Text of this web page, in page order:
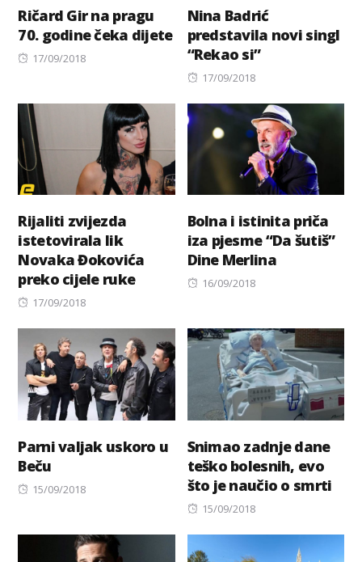
Ričard Gir na pragu
70. godine čeka dijete
Posted
17/09/2018
Nina Badrić
predstavila novi singl
“Rekao si”
Posted
17/09/2018
Rijaliti zvijezda
istetovirala lik
Novaka Đokovića
preko cijele ruke
Posted
17/09/2018
Bolna i istinita priča
iza pjesme “Da šutiš”
Dine Merlina
Posted
16/09/2018
Parni valjak uskoro u
Beču
Posted
15/09/2018
Snimao zadnje dane
teško bolesnih, evo
što je naučio o smrti
Posted
15/09/2018